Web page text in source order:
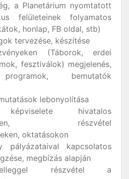
a Planetárium nyomtatott
felületeinek folyamatos
honlap, FB oldal, stb)
tervezése, készítése
(Táborok, erdei
fesztiválok) megjelenés,
bemutatók
lebonyolítása
képviselete hivatalos
részvétel
oktatásokon
pályázataival kapcsolatos
megbízás alapján
részvétel a